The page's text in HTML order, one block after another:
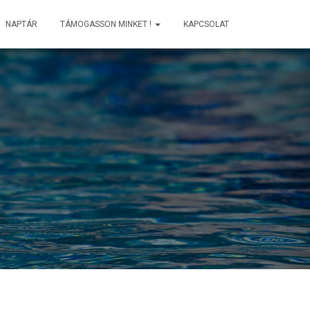
NAPTÁR TÁMOGASSON MINKET ! KAPCSOLAT